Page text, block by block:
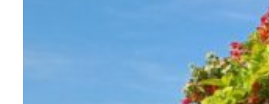
solide et résistant. Mais, également,
moderne avec notre identité visuelle. Le
plastique vous permet, ainsi, d’avoir